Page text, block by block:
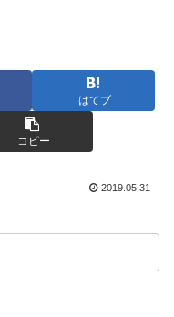
はてブ
コピー
2019.05.31